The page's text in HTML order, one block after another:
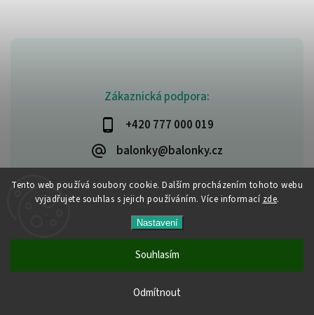
Tento web používá soubory cookie. Dalším procházením tohoto webu
vyjadřujete souhlas s jejich používáním. Více informací zde.
Nastavení
Odmítnout
Souhlasím
Všechny produkty jsou skladem. Vyřízené objednávky
Zákaznická podpora:
+420 777 000 019
balonky@balonky.cz
Party-narozeniny. Všechna práva vyhrazena.
Upravit nastavení cookies
VytvořilShoptet | Design